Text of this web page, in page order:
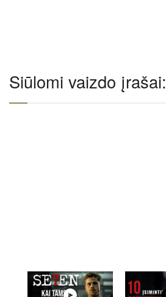
Siūlomi vaizdo įrašai: